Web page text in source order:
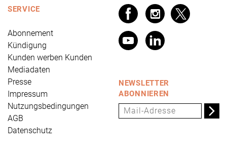
SERVICE
Abonnement
Kündigung
Kunden werben Kunden
Mediadaten
Presse
Impressum
Nutzungsbedingungen
AGB
Datenschutz
NEWSLETTER
ABONNIEREN